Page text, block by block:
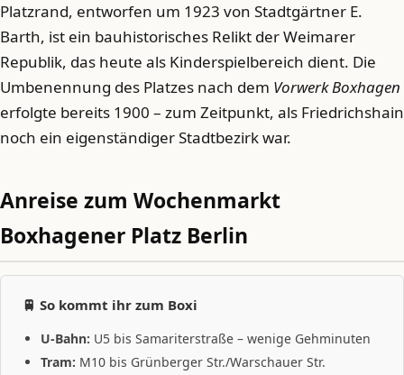
Platzrand, entworfen um 1923 von Stadtgärtner E.
Barth, ist ein bauhistorisches Relikt der Weimarer
Republik, das heute als Kinderspielbereich dient. Die
Umbenennung des Platzes nach dem Vorwerk Boxhagen
erfolgte bereits 1900 – zum Zeitpunkt, als Friedrichshain
noch ein eigenständiger Stadtbezirk war.
Anreise zum Wochenmarkt
Boxhagener Platz Berlin
🚆 So kommt ihr zum Boxi
U-Bahn: U5 bis Samariterstraße – wenige Gehminuten
Tram: M10 bis Grünberger Str./Warschauer Str.